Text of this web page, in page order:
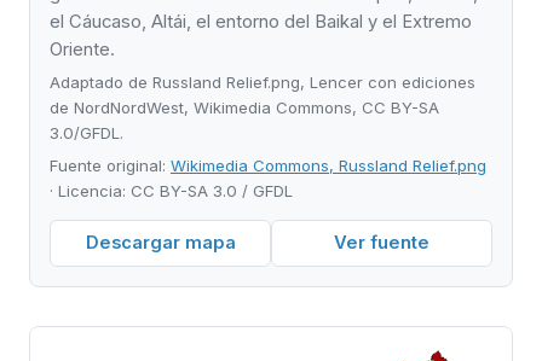
el Cáucaso, Altái, el entorno del Baikal y el Extremo
Oriente.
Adaptado de Russland Relief.png, Lencer con ediciones
de NordNordWest, Wikimedia Commons, CC BY-SA
3.0/GFDL.
Fuente original: Wikimedia Commons, Russland Relief.png
· Licencia: CC BY-SA 3.0 / GFDL
Descargar mapa Ver fuente